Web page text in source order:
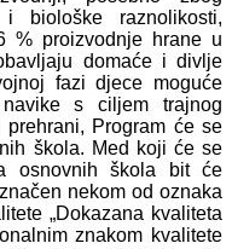
biološke raznolikosti,
% proizvodnje hrane u
domaće i divlje
fazi djece moguće
s ciljem trajnog
Program će se
škola. Med koji će se
osnovnih škola bit će
nekom od oznaka
„Dokazana kvaliteta
znakom kvalitete